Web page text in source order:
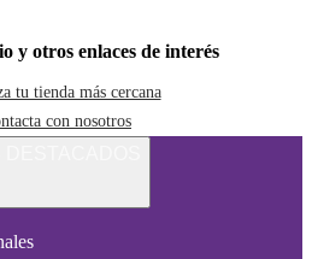
y otros enlaces de interés
tu tienda más cercana
con nosotros